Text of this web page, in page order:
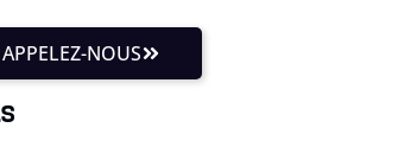
APPELEZ-NOUS